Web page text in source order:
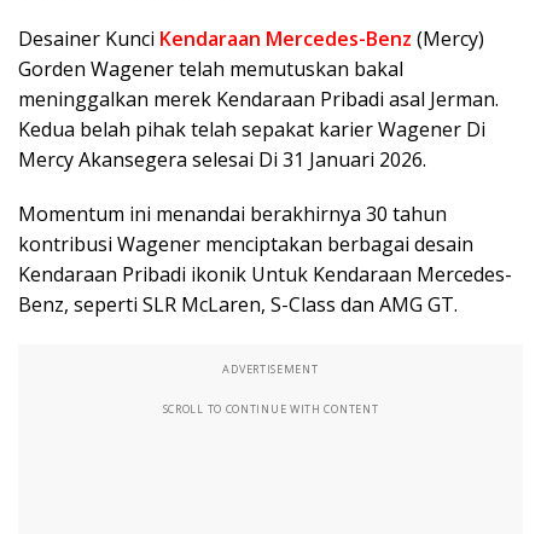
Desainer Kunci Kendaraan Mercedes-Benz (Mercy)
Gorden Wagener telah memutuskan bakal
meninggalkan merek Kendaraan Pribadi asal Jerman.
Kedua belah pihak telah sepakat karier Wagener Di
Mercy Akansegera selesai Di 31 Januari 2026.
Momentum ini menandai berakhirnya 30 tahun
kontribusi Wagener menciptakan berbagai desain
Kendaraan Pribadi ikonik Untuk Kendaraan Mercedes-
Benz, seperti SLR McLaren, S-Class dan AMG GT.
ADVERTISEMENT
SCROLL TO CONTINUE WITH CONTENT